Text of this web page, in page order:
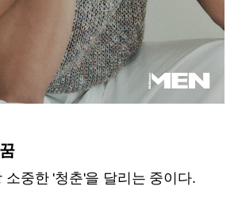
소중한 '청춘'을 달리는 중이다.